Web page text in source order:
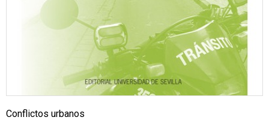
Conflictos urbanos